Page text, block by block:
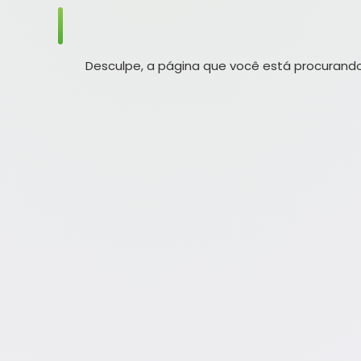
Desculpe, a página que você está